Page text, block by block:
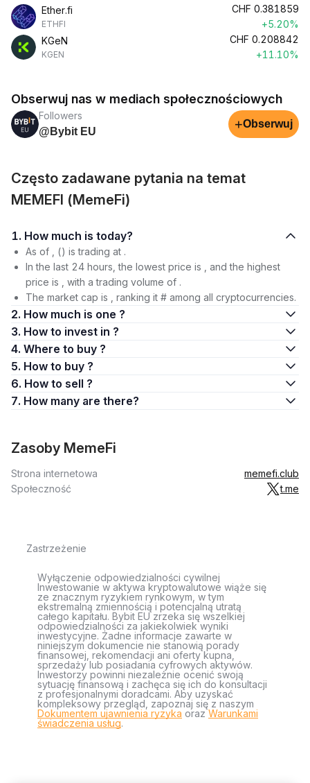
Ether.fi
ETHFI
CHF 0.381859
+5.20%
KGeN
KGEN
CHF 0.208842
+11.10%
Obserwuj nas w mediach społecznościowych
Followers
@Bybit EU
+Obserwuj
Często zadawane pytania na temat
MEMEFI (MemeFi)
1. How much is today?
As of , () is trading at .
In the last 24 hours, the lowest price is , and the highest
price is , with a trading volume of .
The market cap is , ranking it # among all cryptocurrencies.
2. How much is one ?
3. How to invest in ?
4. Where to buy ?
5. How to buy ?
6. How to sell ?
7. How many are there?
Zasoby MemeFi
Strona internetowa
memefi.club
Społeczność
t.me
Zastrzeżenie
Wyłączenie odpowiedzialności cywilnej
Inwestowanie w aktywa kryptowalutowe wiąże się
ze znacznym ryzykiem rynkowym, w tym
ekstremalną zmiennością i potencjalną utratą
całego kapitału. Bybit EU zrzeka się wszelkiej
odpowiedzialności za jakiekolwiek wyniki
inwestycyjne. Żadne informacje zawarte w
niniejszym dokumencie nie stanowią porady
finansowej, rekomendacji ani oferty kupna,
sprzedaży lub posiadania cyfrowych aktywów.
Inwestorzy powinni niezależnie ocenić swoją
sytuację finansową i zachęca się ich do konsultacji
z profesjonalnymi doradcami. Aby uzyskać
kompleksowy przegląd, zapoznaj się z naszym
Dokumentem ujawnienia ryzyka orazWarunkami
świadczenia usług.